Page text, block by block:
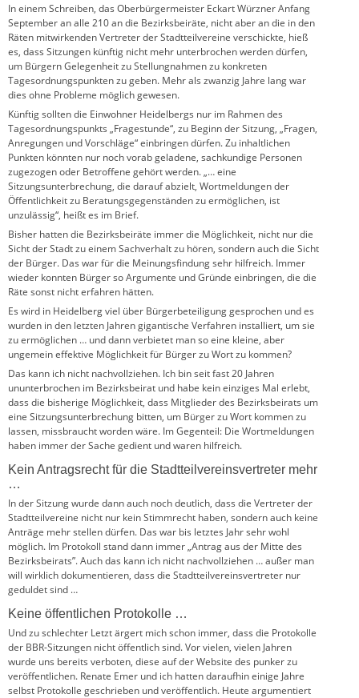
In einem Schreiben, das Oberbürgermeister Eckart Würzner Anfang
September an alle 210 an die Bezirksbeiräte, nicht aber an die in den
Räten mitwirkenden Vertreter der Stadtteilvereine verschickte, hieß
es, dass Sitzungen künftig nicht mehr unterbrochen werden dürfen,
um Bürgern Gelegenheit zu Stellungnahmen zu konkreten
Tagesordnungspunkten zu geben. Mehr als zwanzig Jahre lang war
dies ohne Probleme möglich gewesen.
Künftig sollten die Einwohner Heidelbergs nur im Rahmen des
Tagesordnungspunkts „Fragestunde“, zu Beginn der Sitzung, „Fragen,
Anregungen und Vorschläge“ einbringen dürfen. Zu inhaltlichen
Punkten könnten nur noch vorab geladene, sachkundige Personen
zugezogen oder Betroffene gehört werden. „… eine
Sitzungsunterbrechung, die darauf abzielt, Wortmeldungen der
Öffentlichkeit zu Beratungsgegenständen zu ermöglichen, ist
unzulässig“, heißt es im Brief.
Bisher hatten die Bezirksbeiräte immer die Möglichkeit, nicht nur die
Sicht der Stadt zu einem Sachverhalt zu hören, sondern auch die Sicht
der Bürger. Das war für die Meinungsfindung sehr hilfreich. Immer
wieder konnten Bürger so Argumente und Gründe einbringen, die die
Räte sonst nicht erfahren hätten.
Es wird in Heidelberg viel über Bürgerbeteiligung gesprochen und es
wurden in den letzten Jahren gigantische Verfahren installiert, um sie
zu ermöglichen … und dann verbietet man so eine kleine, aber
ungemein effektive Möglichkeit für Bürger zu Wort zu kommen?
Das kann ich nicht nachvollziehen. Ich bin seit fast 20 Jahren
ununterbrochen im Bezirksbeirat und habe kein einziges Mal erlebt,
dass die bisherige Möglichkeit, dass Mitglieder des Bezirksbeirats um
eine Sitzungsunterbrechung bitten, um Bürger zu Wort kommen zu
lassen, missbraucht worden wäre. Im Gegenteil: Die Wortmeldungen
haben immer der Sache gedient und waren hilfreich.
Kein Antragsrecht für die Stadtteilvereinsvertreter mehr
…
In der Sitzung wurde dann auch noch deutlich, dass die Vertreter der
Stadtteilvereine nicht nur kein Stimmrecht haben, sondern auch keine
Anträge mehr stellen dürfen. Das war bis letztes Jahr sehr wohl
möglich. Im Protokoll stand dann immer „Antrag aus der Mitte des
Bezirksbeirats”. Auch das kann ich nicht nachvollziehen … außer man
will wirklich dokumentieren, dass die Stadtteilvereinsvertreter nur
geduldet sind …
Keine öffentlichen Protokolle …
Und zu schlechter Letzt ärgert mich schon immer, dass die Protokolle
der BBR-Sitzungen nicht öffentlich sind. Vor vielen, vielen Jahren
wurde uns bereits verboten, diese auf der Website des punker zu
veröffentlichen. Renate Emer und ich hatten daraufhin einige Jahre
selbst Protokolle geschrieben und veröffentlich. Heute argumentiert